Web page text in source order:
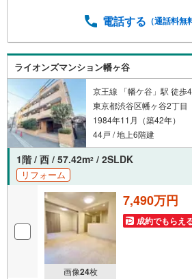
況、空室の物件で御座いますので
電話する （通話料無
ライオンズマンション幡ヶ谷
京王線 「幡ケ谷」駅 徒歩
東京都渋谷区幡ヶ谷2丁目
1984年11月（築42年）
44戸 / 地上6階建
1階 / 西 / 57.42m2 / 2SLDK
リフォーム
画像24枚
7,490万円
成約でもらえ